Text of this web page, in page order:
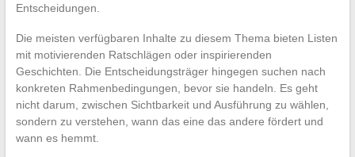
Entscheidungen.
Die meisten verfügbaren Inhalte zu diesem Thema bieten Listen
mit motivierenden Ratschlägen oder inspirierenden
Geschichten. Die Entscheidungsträger hingegen suchen nach
konkreten Rahmenbedingungen, bevor sie handeln. Es geht
nicht darum, zwischen Sichtbarkeit und Ausführung zu wählen,
sondern zu verstehen, wann das eine das andere fördert und
wann es hemmt.